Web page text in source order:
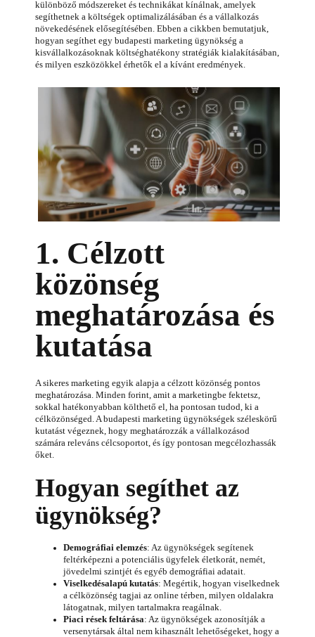
különböző módszereket és technikákat kínálnak, amelyek
segíthetnek a költségek optimalizálásában és a vállalkozás
növekedésének elősegítésében. Ebben a cikkben bemutatjuk,
hogyan segíthet egy budapesti marketing ügynökség a
kisvállalkozásoknak költséghatékony stratégiák kialakításában,
és milyen eszközökkel érhetők el a kívánt eredmények.
1. Célzott
közönség
meghatározása és
kutatása
A sikeres marketing egyik alapja a célzott közönség pontos
meghatározása. Minden forint, amit a marketingbe fektetsz,
sokkal hatékonyabban költhető el, ha pontosan tudod, ki a
célközönséged. A budapesti marketing ügynökségek széleskörű
kutatást végeznek, hogy meghatározzák a vállalkozásod
számára releváns célcsoportot, és így pontosan megcélozhassák
őket.
Hogyan segíthet az
ügynökség?
Demográfiai elemzés: Az ügynökségek segítenek
feltérképezni a potenciális ügyfelek életkorát, nemét,
jövedelmi szintjét és egyéb demográfiai adatait.
Viselkedésalapú kutatás: Megértik, hogyan viselkednek
a célközönség tagjai az online térben, milyen oldalakra
látogatnak, milyen tartalmakra reagálnak.
Piaci rések feltárása: Az ügynökségek azonosítják a
versenytársak által nem kihasznált lehetőségeket, hogy a